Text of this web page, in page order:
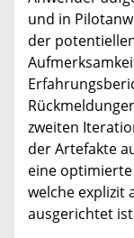
und in
der
zweiten
der Artefakte
eine
welche explizit
ausgerichtet